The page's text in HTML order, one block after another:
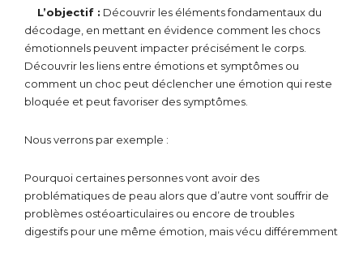
L’objectif : Découvrir les éléments fondamentaux du
décodage, en mettant en évidence comment les chocs
émotionnels peuvent impacter précisément le corps.
Découvrir les liens entre émotions et symptômes ou
comment un choc peut déclencher une émotion qui reste
bloquée et peut favoriser des symptômes.
Nous verrons par exemple :
Pourquoi certaines personnes vont avoir des
problématiques de peau alors que d’autre vont souffrir de
problèmes ostéoarticulaires ou encore de troubles
digestifs pour une même émotion, mais vécu différemment